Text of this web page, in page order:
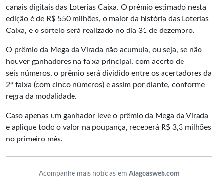
canais digitais das Loterias Caixa. O prêmio estimado nesta
edição é de R$ 550 milhões, o maior da história das Loterias
Caixa, e o sorteio será realizado no dia 31 de dezembro.
O prêmio da Mega da Virada não acumula, ou seja, se não
houver ganhadores na faixa principal, com acerto de
seis números, o prêmio será dividido entre os acertadores da
2ª faixa (com cinco números) e assim por diante, conforme
regra da modalidade.
Caso apenas um ganhador leve o prêmio da Mega da Virada
e aplique todo o valor na poupança, receberá R$ 3,3 milhões
no primeiro mês.
Acompanhe mais notícias em Alagoasweb.com